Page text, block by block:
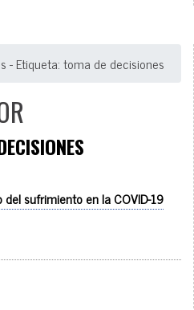
- Etiqueta: toma de decisiones
sufrimiento en la COVID-19